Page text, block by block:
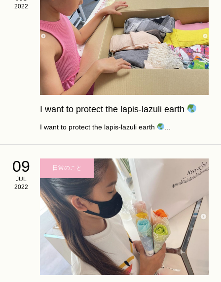
2022
I want to protect the lapis-lazuli earth
I want to protect the lapis-lazuli earth
09
JUL
2022
日常のこと